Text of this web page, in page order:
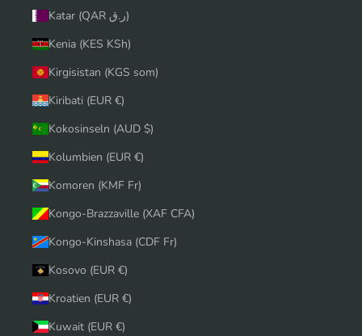
Katar (QAR ر.ق)
Kenia (KES KSh)
Kirgisistan (KGS som)
Kiribati (EUR €)
Kokosinseln (AUD $)
Kolumbien (EUR €)
Komoren (KMF Fr)
Kongo-Brazzaville (XAF CFA)
Kongo-Kinshasa (CDF Fr)
Kosovo (EUR €)
Kroatien (EUR €)
Kuwait (EUR €)